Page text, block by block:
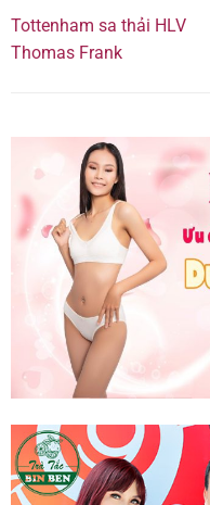
Tottenham sa thải HLV
Thomas Frank